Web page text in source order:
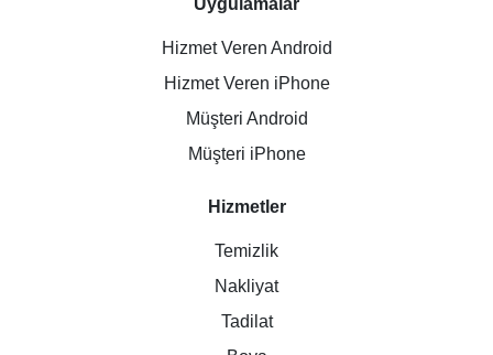
Uygulamalar
Hizmet Veren Android
Hizmet Veren iPhone
Müşteri Android
Müşteri iPhone
Hizmetler
Temizlik
Nakliyat
Tadilat